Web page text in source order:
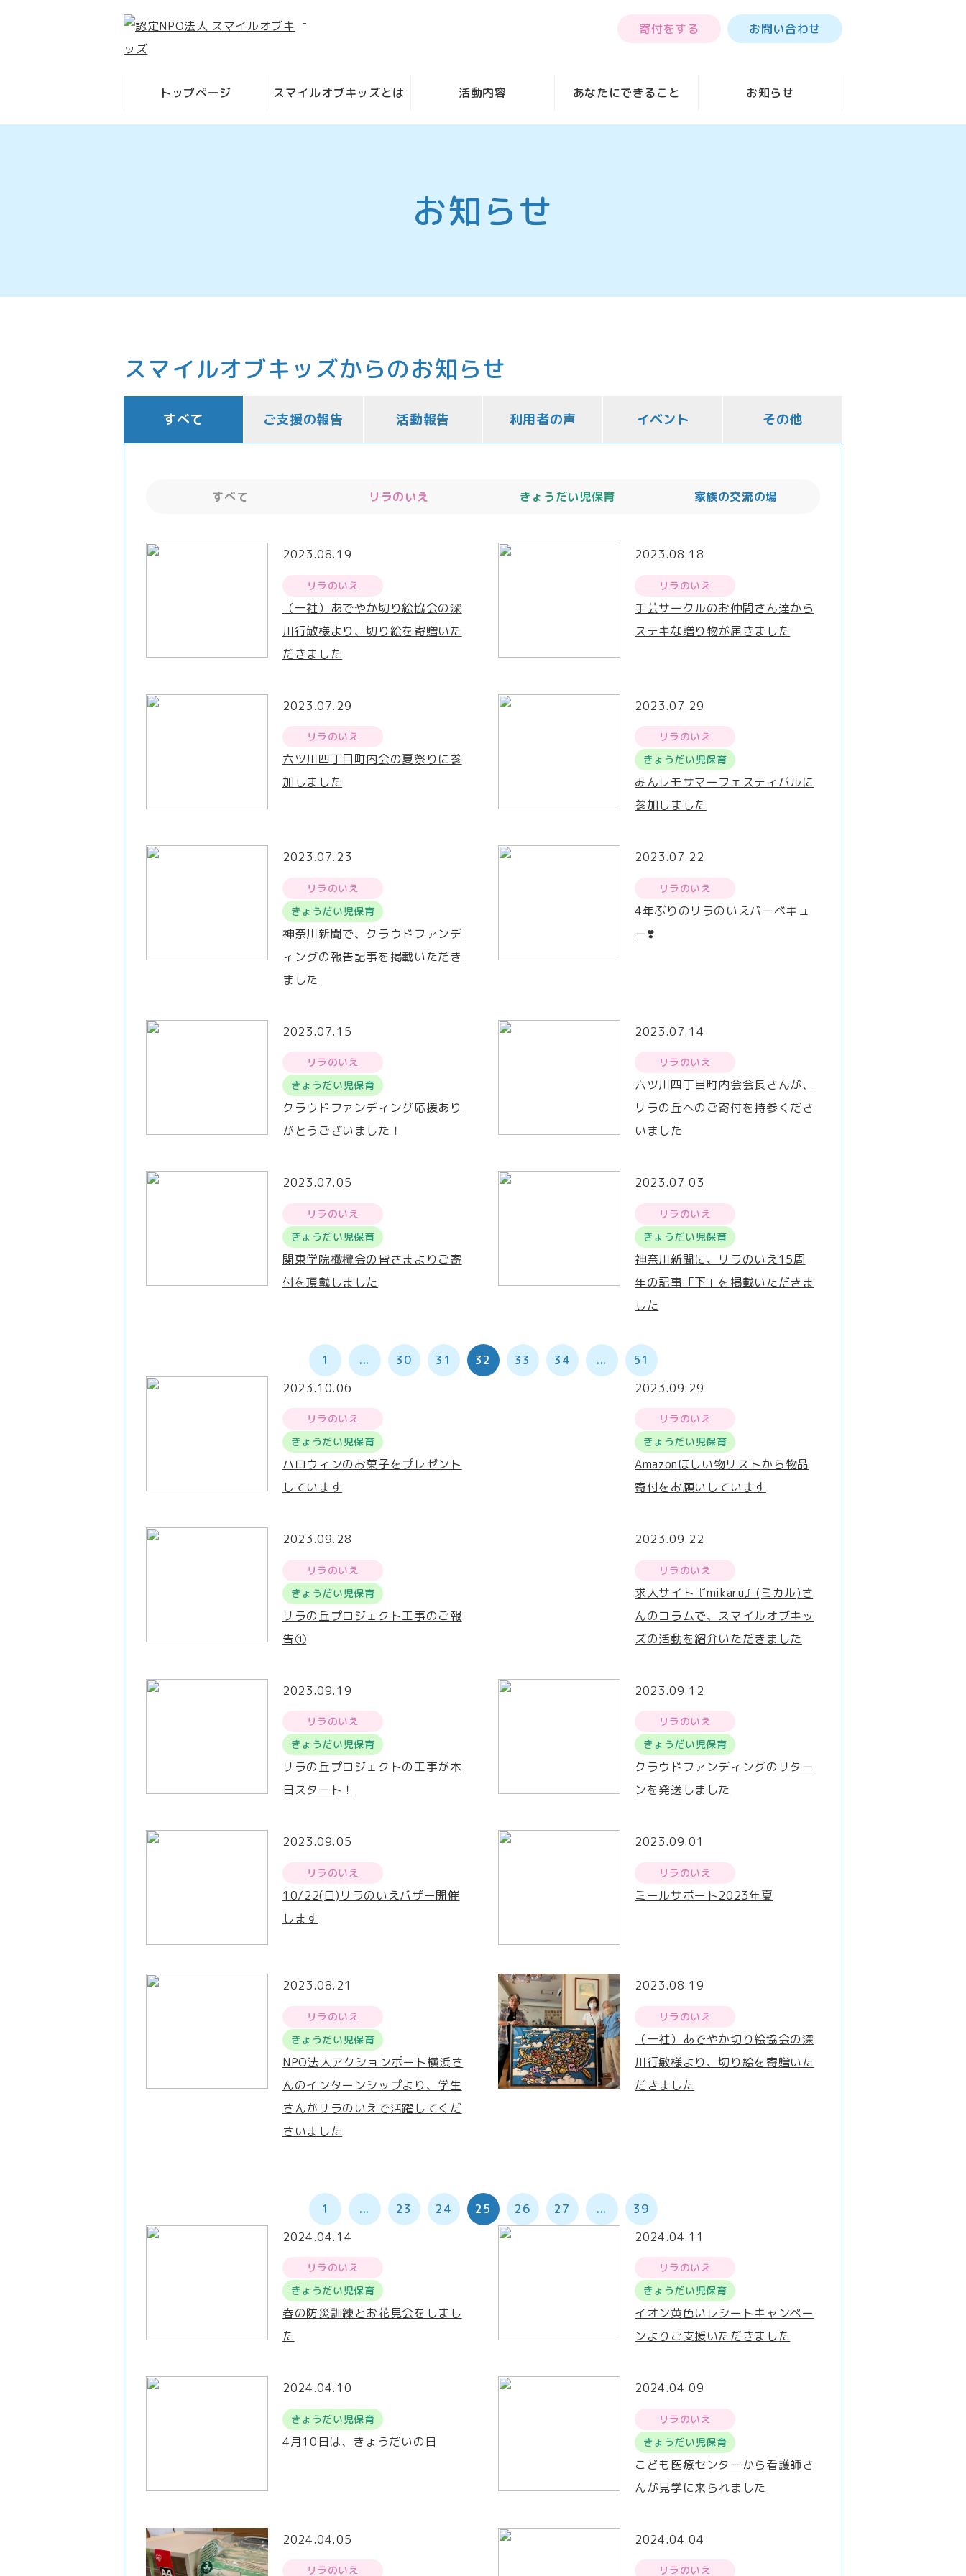
- 寄付をする お問い合わせ
トップページ スマイルオブキッズとは 活動内容 あなたにできること お知らせ
お知らせ
スマイルオブキッズからのお知らせ
すべて ご支援の報告 活動報告 利用者の声 イベント その他
すべて リラのいえ きょうだい児保育 家族の交流の場
2023.08.19
リラのいえ
（一社）あでやか切り絵協会の深
川行敏様より、切り絵を寄贈いた
だきました
2023.08.18
リラのいえ
手芸サークルのお仲間さん達から
ステキな贈り物が届きました
2023.07.29
リラのいえ
六ツ川四丁目町内会の夏祭りに参
加しました
2023.07.29
リラのいえ
きょうだい児保育
みんレモサマーフェスティバルに
参加しました
2023.07.23
リラのいえ
きょうだい児保育
神奈川新聞で、クラウドファンデ
ィングの報告記事を掲載いただき
ました
2023.07.22
リラのいえ
4年ぶりのリラのいえバーベキュ
ー❣️
2023.07.15
リラのいえ
きょうだい児保育
クラウドファンディング応援あり
がとうございました！
2023.07.14
リラのいえ
六ツ川四丁目町内会会長さんが、
リラの丘へのご寄付を持参くださ
いました
2023.07.05
リラのいえ
きょうだい児保育
関東学院橄欖会の皆さまよりご寄
付を頂戴しました
2023.07.03
リラのいえ
きょうだい児保育
神奈川新聞に、リラのいえ15周
年の記事「下」を掲載いただきま
した
1 ... 30 31 32 33 34 ...
51
2023.10.06
リラのいえ
きょうだい児保育
ハロウィンのお菓子をプレゼント
しています
2023.09.29
リラのいえ
きょうだい児保育
Amazonほしい物リストから物品
寄付をお願いしています
2023.09.28
リラのいえ
きょうだい児保育
リラの丘プロジェクト工事のご報
告①
2023.09.22
リラのいえ
求人サイト『mikaru』(ミカル)さ
んのコラムで、スマイルオブキッ
ズの活動を紹介いただきました
2023.09.19
リラのいえ
きょうだい児保育
リラの丘プロジェクトの工事が本
日スタート！
2023.09.12
リラのいえ
きょうだい児保育
クラウドファンディングのリター
ンを発送しました
2023.09.05
リラのいえ
10/22(日)リラのいえバザー開催
します
2023.09.01
リラのいえ
ミールサポート2023年夏
2023.08.21
リラのいえ
きょうだい児保育
NPO法人アクションポート横浜さ
んのインターンシップより、学生
さんがリラのいえで活躍してくだ
さいました
2023.08.19
リラのいえ
（一社）あでやか切り絵協会の深
川行敏様より、切り絵を寄贈いた
だきました
1 ... 23 24 25 26 27 ...
39
2024.04.14
リラのいえ
きょうだい児保育
春の防災訓練とお花見会をしまし
た
2024.04.11
リラのいえ
きょうだい児保育
イオン黄色いレシートキャンペー
ンよりご支援いただきました
2024.04.10
きょうだい児保育
4月10日は、きょうだいの日
2024.04.09
リラのいえ
きょうだい児保育
こども医療センターから看護師さ
んが見学に来られました
2024.04.05
リラのいえ
2024.04.04
リラのいえ